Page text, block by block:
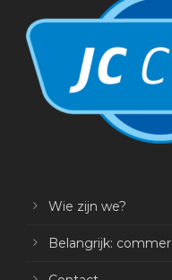
Wie zijn we?
Belangrijk: